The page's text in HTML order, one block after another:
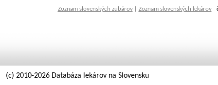
Zoznam slovenských zubárov| Zoznam slovenských lekárov-
(c) 2010-2026 Databáza lekárov na Slovensku